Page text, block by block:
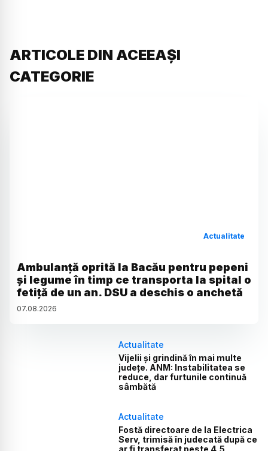
ARTICOLE DIN ACEEAȘI
CATEGORIE
Actualitate
Ambulanță oprită la Bacău pentru pepeni
și legume în timp ce transporta la spital o
fetiță de un an. DSU a deschis o anchetă
07.08.2026
Actualitate
Vijelii și grindină în mai multe
județe. ANM: Instabilitatea se
reduce, dar furtunile continuă
sâmbătă
Actualitate
Fostă directoare de la Electrica
Serv, trimisă în judecată după ce
ar fi transferat peste 4,5